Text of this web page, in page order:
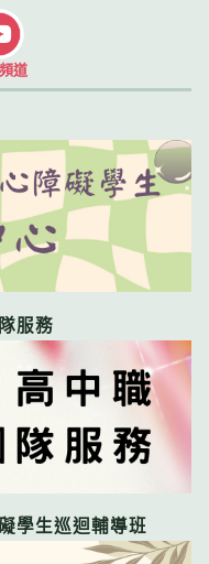
道
服務
學生巡迴輔導班